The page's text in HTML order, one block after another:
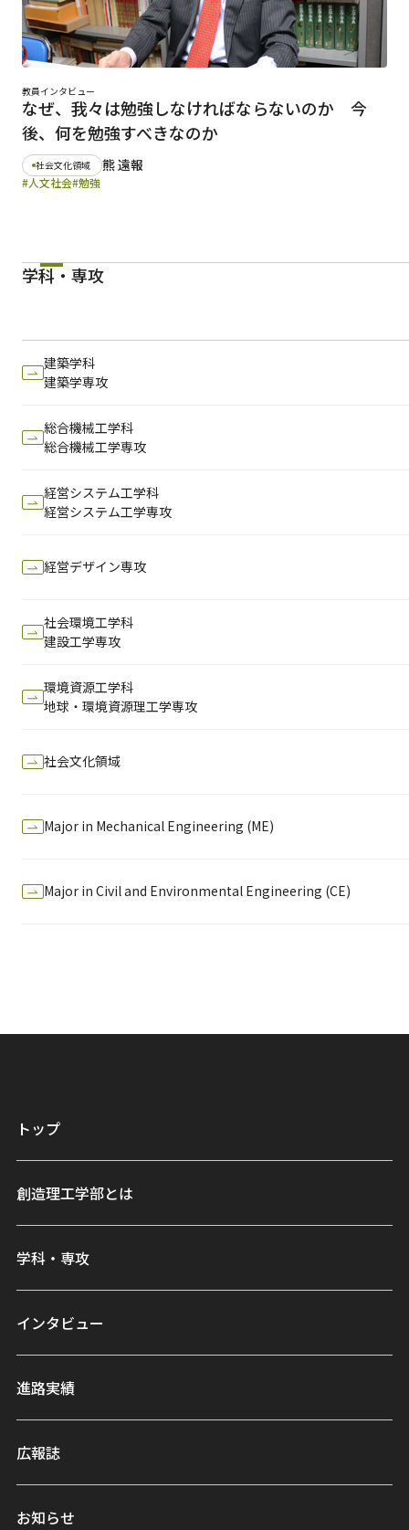
教員インタビュー
なぜ、我々は勉強しなければならないのか 今
後、何を勉強すべきなのか
社会文化領域 熊 遠報
#人文社会#勉強
学科・専攻
建築学科
建築学専攻
総合機械工学科
総合機械工学専攻
経営システム工学科
経営システム工学専攻
経営デザイン専攻
社会環境工学科
建設工学専攻
環境資源工学科
地球・環境資源理工学専攻
社会文化領域
Major in Mechanical Engineering (ME)
Major in Civil and Environmental Engineering (CE)
トップ
創造理工学部とは
学科・専攻
インタビュー
進路実績
広報誌
お知らせ